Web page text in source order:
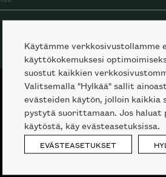
Käytämme verkkosivustollamme
käyttökokemuksesi
suostut kaikkien
Valitsemalla "Hylkää" sallit
evästeiden käytön, jolloin kaikkia
pystytä suorittamaan. Jos
käytöstä, käy evästeasetuksissa.
EVÄSTEASETUKSET